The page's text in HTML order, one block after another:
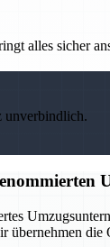
alles sicher
unverbindlich.